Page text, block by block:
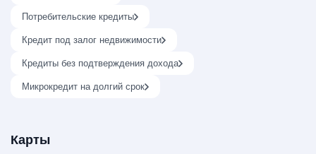
Потребительские кредиты
Кредит под залог недвижимости
Кредиты без подтверждения дохода
Микрокредит на долгий срок
Карты